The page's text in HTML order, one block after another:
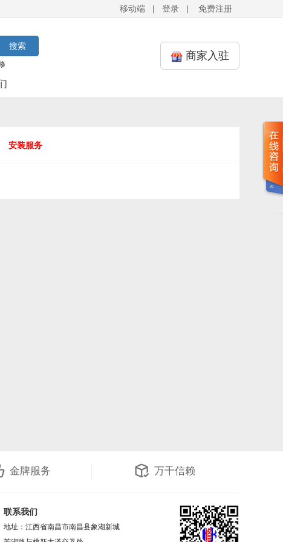
移动端 | 登录 | 免费注册
搜索
商家入驻
安装服务
金牌服务 万千信赖
联系我们
地址：江西省南昌市南昌县象湖新城